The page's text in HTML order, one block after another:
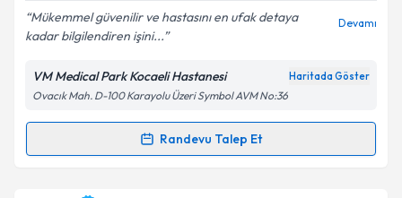
Kişisel verilerimin işlenmesine ilişkinAydınlatma
Metni'ni okudum ve kişisel verilerimin belirtilen
Mükemmel güvenilir ve hastasını en ufak detaya
kadar bilgilendiren işini...
Devamı
VM Medical Park Kocaeli Hastanesi Haritada Göster
Ovacık Mah. D-100 Karayolu Üzeri Symbol AVM No:36
Randevu Talep Et
Randevu Takvimi Talebi